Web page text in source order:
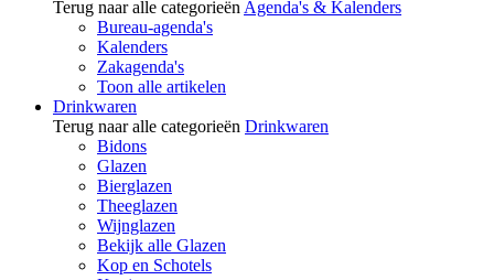
Terug naar alle categorieën Agenda's & Kalenders
Bureau-agenda's
Kalenders
Zakagenda's
Toon alle artikelen
Drinkwaren
Terug naar alle categorieën Drinkwaren
Bidons
Glazen
Bierglazen
Theeglazen
Wijnglazen
Bekijk alle Glazen
Kop en Schotels